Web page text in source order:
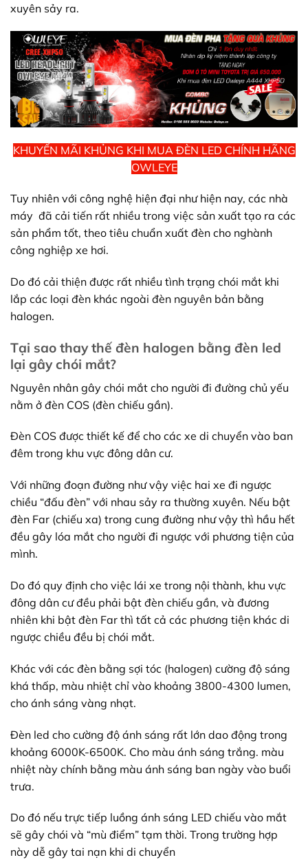
xuyên sảy ra.
KHUYẾN MÃI KHỦNG KHI MUA ĐÈN LED CHÍNH HÃNG
OWLEYE
Tuy nhiên với công nghệ hiện đại như hiện nay, các nhà
máy đã cải tiến rất nhiều trong việc sản xuất tạo ra các
sản phẩm tốt, theo tiêu chuẩn xuất đèn cho nghành
công nghiệp xe hơi.
Do đó cải thiện được rất nhiều tình trạng chói mắt khi
lắp các loại đèn khác ngoài đèn nguyên bản bằng
halogen.
Tại sao thay thế đèn halogen bằng đèn led
lại gây chói mắt?
Nguyên nhân gây chói mắt cho người đi đường chủ yếu
nằm ở đèn COS (đèn chiếu gần).
Đèn COS được thiết kế để cho các xe di chuyển vào ban
đêm trong khu vực đông dân cư.
Với những đoạn đường như vậy việc hai xe đi ngược
chiều “đấu đèn” với nhau sảy ra thường xuyên. Nếu bật
đèn Far (chiếu xa) trong cung đường như vậy thì hầu hết
đều gây lóa mắt cho người đi ngược với phương tiện của
mình.
Do đó quy định cho việc lái xe trong nội thành, khu vực
đông dân cư đều phải bật đèn chiếu gần, và đương
nhiên khi bật đèn Far thì tất cả các phương tiện khác di
ngược chiều đều bị chói mắt.
Khác với các đèn bằng sợi tóc (halogen) cường độ sáng
khá thấp, màu nhiệt chỉ vào khoảng 3800-4300 lumen,
cho ánh sáng vàng nhạt.
Đèn led cho cường độ ánh sáng rất lớn dao động trong
khoảng 6000K-6500K. Cho màu ánh sáng trắng. màu
nhiệt này chính bằng màu ánh sáng ban ngày vào buổi
trưa.
Do đó nếu trực tiếp luồng ánh sáng LED chiếu vào mắt
sẽ gây chói và “mù điểm” tạm thời. Trong trường hợp
này dễ gây tai nạn khi di chuyển